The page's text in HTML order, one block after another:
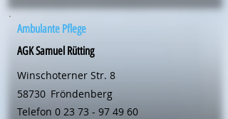
Ambulante Pflege
AGK Samuel Rütting
Winschoterner Str. 8
58730 Fröndenberg
Telefon 0 23 73 - 97 49 60